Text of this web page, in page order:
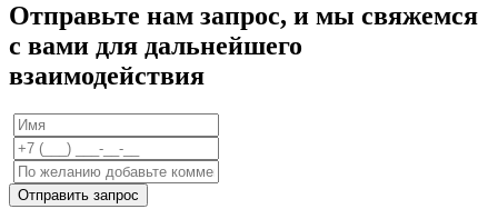
Отправьте нам запрос, и мы свяжемся
с вами для дальнейшего
взаимодействия
Отправить запрос